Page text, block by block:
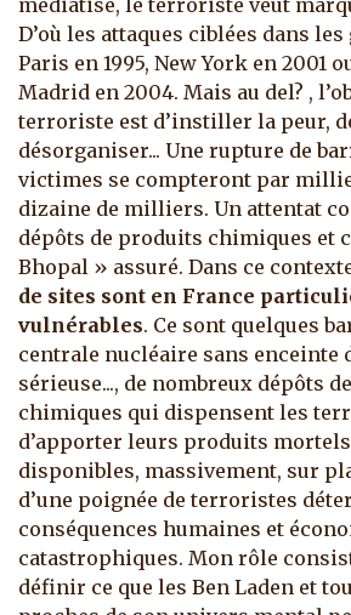
médiatisé, le terroriste veut
D’où les attaques ciblées dans
Paris en 1995, New York en 2001
Madrid en 2004. Mais au del? ,
terroriste est d’instiller la peur,
désorganiser... Une rupture de
victimes se compteront par
dizaine de milliers. Un attentat
dépôts de produits chimiques et
Bhopal » assuré. Dans ce
de sites sont en France
vulnérables. Ce sont quelques
centrale nucléaire sans enceinte
sérieuse..., de nombreux dépôts
chimiques qui dispensent les
d’apporter leurs produits
disponibles, massivement, sur
d’une poignée de terroristes
conséquences humaines et
catastrophiques. Mon rôle
définir ce que les Ben Laden et